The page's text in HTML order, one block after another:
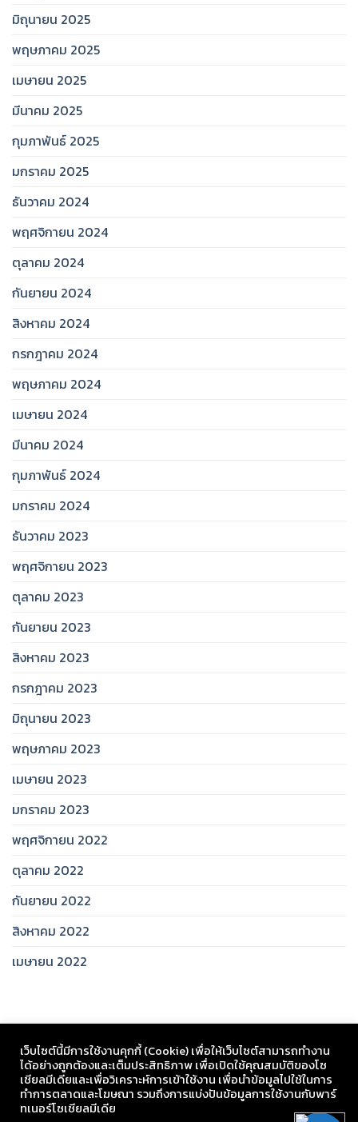
มิถุนายน 2025
พฤษภาคม 2025
เมษายน 2025
มีนาคม 2025
กุมภาพันธ์ 2025
มกราคม 2025
ธันวาคม 2024
พฤศจิกายน 2024
ตุลาคม 2024
กันยายน 2024
สิงหาคม 2024
กรกฎาคม 2024
พฤษภาคม 2024
เมษายน 2024
มีนาคม 2024
กุมภาพันธ์ 2024
มกราคม 2024
ธันวาคม 2023
พฤศจิกายน 2023
ตุลาคม 2023
กันยายน 2023
สิงหาคม 2023
กรกฎาคม 2023
มิถุนายน 2023
พฤษภาคม 2023
เมษายน 2023
มกราคม 2023
พฤศจิกายน 2022
ตุลาคม 2022
กันยายน 2022
สิงหาคม 2022
เมษายน 2022
เว็บไซต์นี้มีการใช้งานคุกกี้ (Cookie) เพื่อให้เว็บไซต์สามารถทำงาน
ได้อย่างถูกต้องและเต็มประสิทธิภาพ​ เพื่อเปิดใช้คุณสมบัติของโซ
เชียล​มีเดียและเพื่อวิเคราะห์การเข้าใช้งาน เพื่อนำข้อมูลไปใช้ในการ
ทำการตลาดและโฆษณา​ รวมถึงการแบ่งปันข้อมูลการใช้งานกับพาร์
ทเนอร์​โซเชียล​มีเดีย